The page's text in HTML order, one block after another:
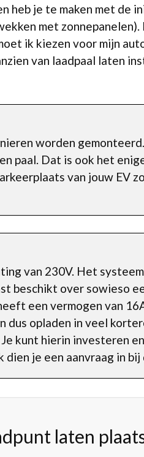
je te maken met de
met
ik kiezen voor mijn
van laadpaal laten
worden
paal. Dat is ook het
van jouw EV
van 230V. Het
beschikt over sowieso
een vermogen van
dus opladen in veel
kunt hierin investeren
je een aanvraag in
laten